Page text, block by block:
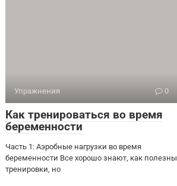
Упражнения 0
Как тренироваться во время
беременности
Часть 1: Аэробные нагрузки во время
беременности Все хорошо знают, как полезны
тренировки, но